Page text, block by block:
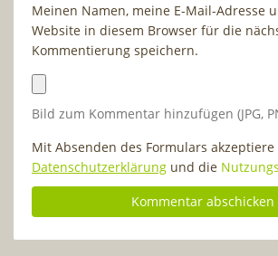
Meinen Namen, meine E-Mail-Adresse
Website in diesem Browser für die
Kommentierung speichern.
Bild zum Kommentar hinzufügen (JPG,
Mit Absenden des Formulars
Datenschutzerklärung und die